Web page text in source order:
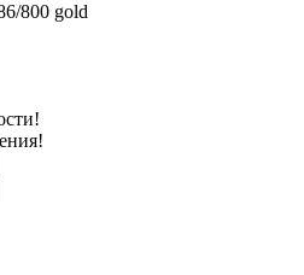
800 gold